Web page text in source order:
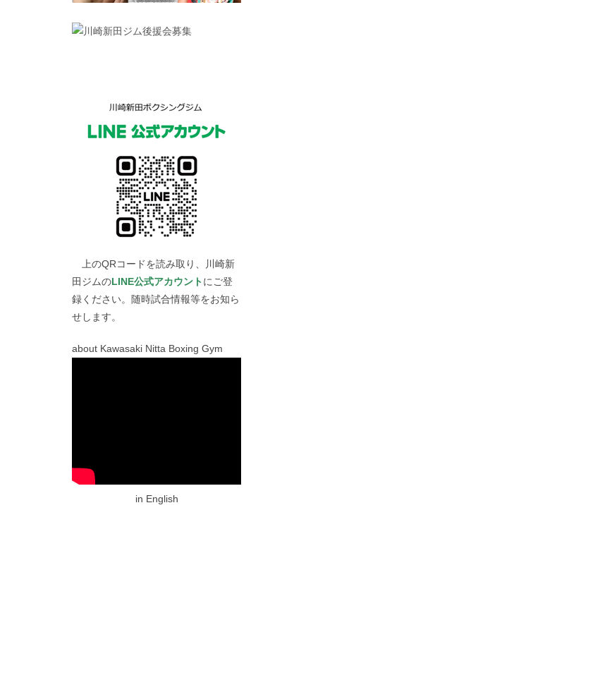
上のQRコードを読み取り、川崎新
田ジムのLINE公式アカウントにご登
録ください。随時試合情報等をお知ら
せします。
about Kawasaki Nitta Boxing Gym
in English